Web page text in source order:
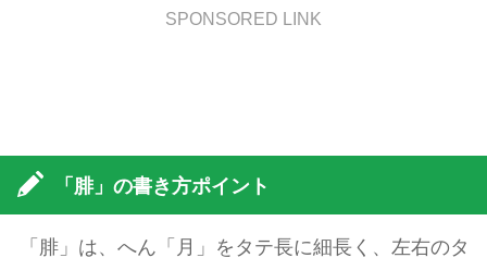
SPONSORED LINK
「腓」の書き方ポイント
「腓」は、へん「月」をタテ長に細長く、左右のタ